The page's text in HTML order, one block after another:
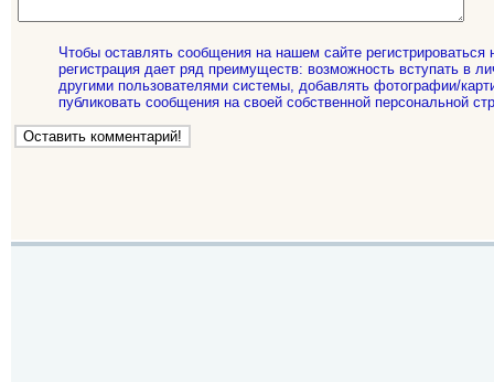
Чтобы оставлять сообщения на нашем сайте регистрироваться
регистрация дает ряд преимуществ: возможность вступать в
другими пользователями системы, добавлять фотографии/
публиковать сообщения на своей собственной персональной